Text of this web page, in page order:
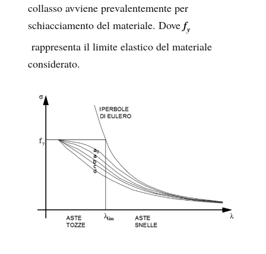
collasso avviene prevalentemente per
schiacciamento del materiale. Dove fy
rappresenta il limite elastico del materiale
considerato.